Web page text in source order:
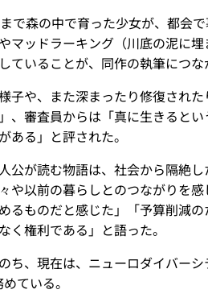
で森の中で育った少女が、都会
マッドラーキング（川底の泥に
いることが、同作の執筆につな
子や、また深まったり修復され
、審査員からは「真に生きると
ある」と評された。
公が読む物語は、社会から隔絶
や以前の暮らしとのつながりを
るものだと感じた」「予算削減
く権利である」と語った。
ち、現在は、ニューロダイバー
ている。